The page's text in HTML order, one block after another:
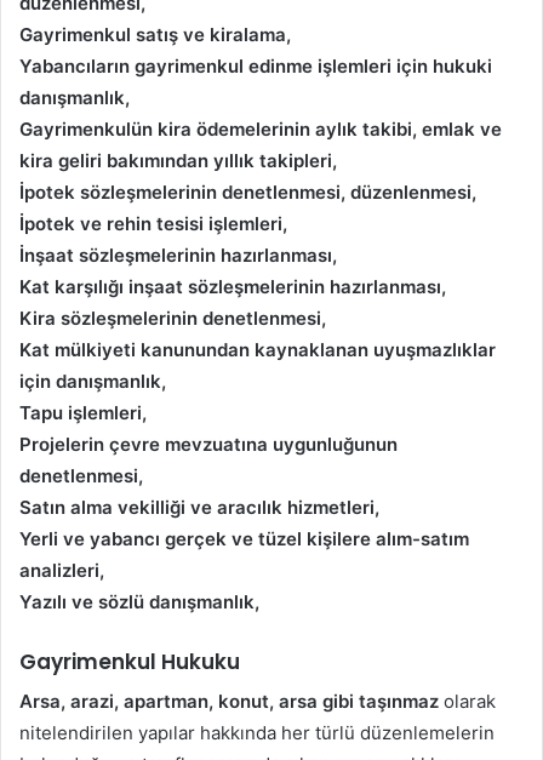
Gayrimenkul satış ve kiralama,
Yabancıların gayrimenkul edinme işlemleri için hukuki
danışmanlık,
Gayrimenkulün kira ödemelerinin aylık takibi, emlak ve
kira geliri bakımından yıllık takipleri,
İpotek sözleşmelerinin denetlenmesi, düzenlenmesi,
İpotek ve rehin tesisi işlemleri,
İnşaat sözleşmelerinin hazırlanması,
Kat karşılığı inşaat sözleşmelerinin hazırlanması,
Kira sözleşmelerinin denetlenmesi,
Kat mülkiyeti kanunundan kaynaklanan uyuşmazlıklar
için danışmanlık,
Tapu işlemleri,
Projelerin çevre mevzuatına uygunluğunun
denetlenmesi,
Satın alma vekilliği ve aracılık hizmetleri,
Yerli ve yabancı gerçek ve tüzel kişilere alım-satım
analizleri,
Yazılı ve sözlü danışmanlık,
Gayrimenkul Hukuku
Arsa, arazi, apartman, konut, arsa gibi taşınmaz olarak
nitelendirilen yapılar hakkında her türlü düzenlemelerin